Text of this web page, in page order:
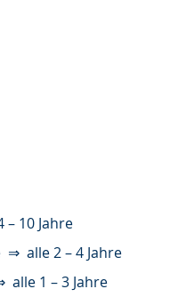
10 Jahre
⇒ alle 2 – 4 Jahre
1 – 3 Jahre